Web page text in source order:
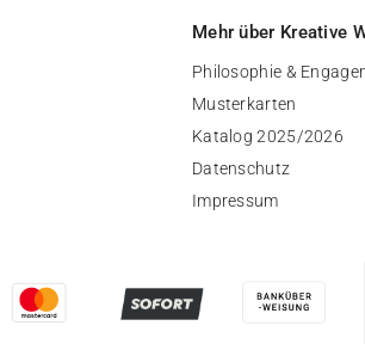
Mehr über Kreative
Philosophie &
Musterkarten
Katalog 2025/2026
Datenschutz
Impressum